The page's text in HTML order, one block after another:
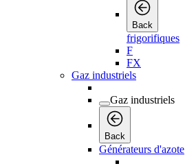
Back
frigorifiques
F
FX
Gaz industriels
Gaz industriels
Back
Générateurs d'azote